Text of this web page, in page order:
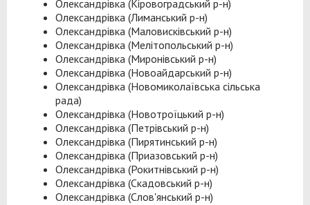
Олександрівка (Кіровоградський р-н)
Олександрівка (Лиманський р-н)
Олександрівка (Маловисківський р-н)
Олександрівка (Мелітопольський р-н)
Олександрівка (Миронівський р-н)
Олександрівка (Новоайдарський р-н)
Олександрівка (Новомиколаївська сільська
рада)
Олександрівка (Новотроїцький р-н)
Олександрівка (Петрівський р-н)
Олександрівка (Пирятинський р-н)
Олександрівка (Приазовський р-н)
Олександрівка (Рокитнівський р-н)
Олександрівка (Скадовський р-н)
Олександрівка (Слов'янський р-н)